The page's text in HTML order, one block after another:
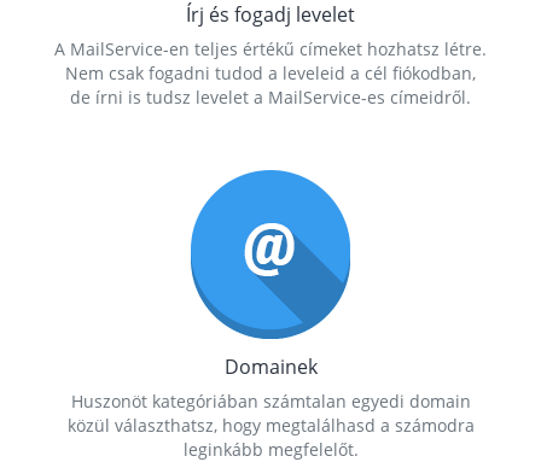
Írj és fogadj levelet
A MailService-en teljes értékű címeket hozhatsz létre.
Nem csak fogadni tudod a leveleid a cél fiókodban,
de írni is tudsz levelet a MailService-es címeidről.
Domainek
Huszonöt kategóriában számtalan egyedi domain
közül választhatsz, hogy megtalálhasd a számodra
leginkább megfelelőt.